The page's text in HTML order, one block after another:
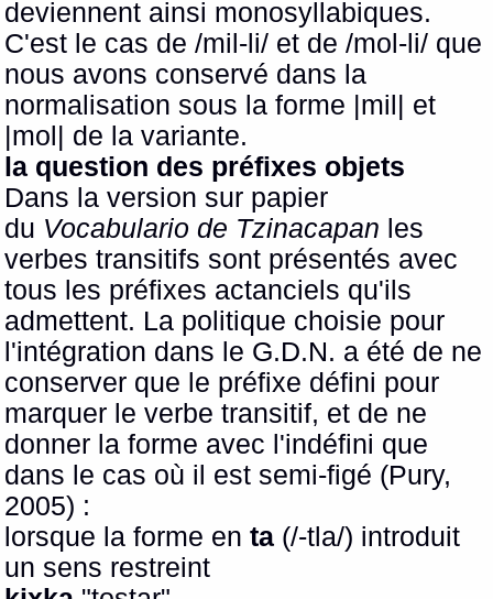
deviennent ainsi monosyllabiques.
C'est le cas de /mil-li/ et de /mol-li/ que
nous avons conservé dans la
normalisation sous la forme |mil| et
|mol| de la variante.
la question des préfixes objets
Dans la version sur papier
du Vocabulario de Tzinacapan les
verbes transitifs sont présentés avec
tous les préfixes actanciels qu'ils
admettent. La politique choisie pour
l'intégration dans le G.D.N. a été de ne
conserver que le préfixe défini pour
marquer le verbe transitif, et de ne
donner la forme avec l'indéfini que
dans le cas où il est semi-figé (Pury,
2005) :
lorsque la forme enta (/-tla/) introduit
un sens restreint